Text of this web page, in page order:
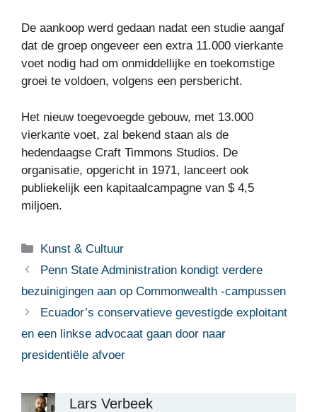
De aankoop werd gedaan nadat een studie aangaf
dat de groep ongeveer een extra 11.000 vierkante
voet nodig had om onmiddellijke en toekomstige
groei te voldoen, volgens een persbericht.
Het nieuw toegevoegde gebouw, met 13.000
vierkante voet, zal bekend staan ​​als de
hedendaagse Craft Timmons Studios. De
organisatie, opgericht in 1971, lanceert ook
publiekelijk een kapitaalcampagne van $ 4,5
miljoen.
Categorieën
Kunst & Cultuur
Penn State Administration kondigt verdere
bezuinigingen aan op Commonwealth -campussen
Ecuador’s conservatieve gevestigde exploitant
en een linkse advocaat gaan door naar
presidentiële afvoer
Lars Verbeek